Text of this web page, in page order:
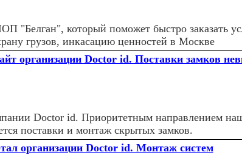
"Белган", который поможет быстро заказать
грузов, инкасацию ценностей в Москве
организации Doctor id. Поставки замков
Doctor id. Приоритетным направлением
поставки и монтаж скрытых замков.
организации Doctor id. Монтаж систем